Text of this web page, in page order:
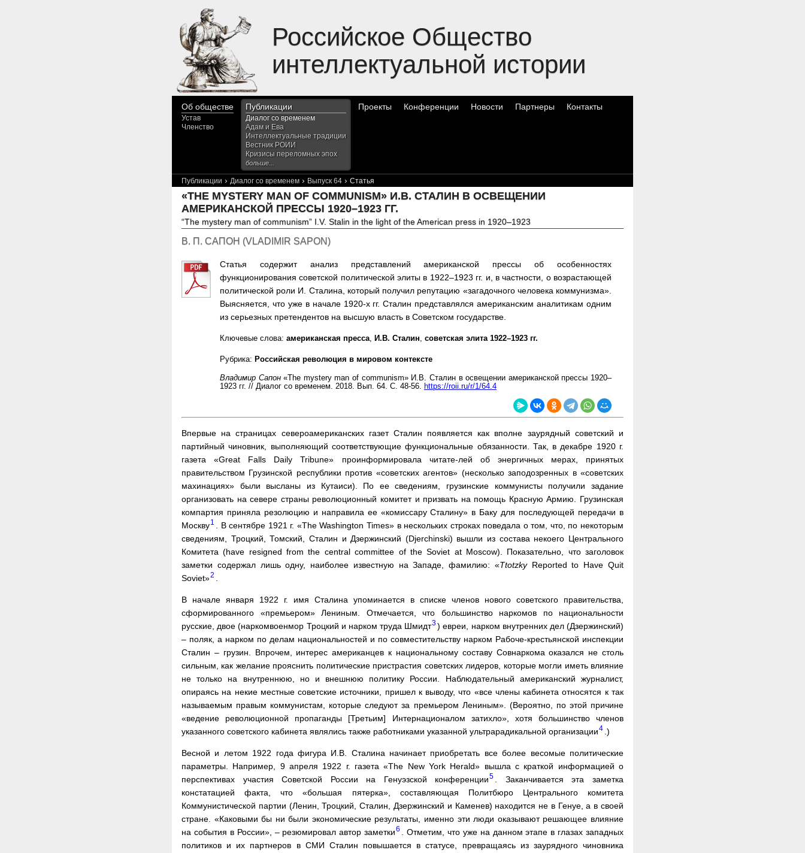
Российское Общество
интеллектуальной истории
Об обществе
Устав
Членство
Публикации
Диалог со временем
Адам и Ева
Интеллектуальные традиции
Вестник РОИИ
Кризисы переломных эпох
больше...
Проекты Конференции Новости Партнеры Контакты
Публикации › Диалог со временем › Выпуск 64 › Статья
«THE MYSTERY MAN OF COMMUNISM» И.В. СТАЛИН В ОСВЕЩЕНИИ
АМЕРИКАНСКОЙ ПРЕССЫ 1920–1923 ГГ.
“The mystery man of communism” I.V. Stalin in the light of the American press in 1920–1923
В. П. САПОН (VLADIMIR SAPON)
Статья содержит анализ представлений американской прессы об особенностях
функционирования советской политической элиты в 1922–1923 гг. и, в частности, о возрастающей
политической роли И. Сталина, который получил репутацию «загадочного человека коммунизма».
Выясняется, что уже в начале 1920-х гг. Сталин представлялся американским аналитикам одним
из серьезных претендентов на высшую власть в Советском государстве.
Ключевые слова: американская пресса, И.В. Сталин, советская элита 1922–1923 гг.
Рубрика: Российская революция в мировом контексте
Владимир Сапон«The mystery man of communism» И.В. Сталин в освещении американской прессы 1920–
1923 гг. // Диалог со временем. 2018. Вып. 64. С. 48-56. https://roii.ru/r/1/64.4
Впервые на страницах североамериканских газет Сталин появляется как вполне заурядный советский и
партийный чиновник, выполняющий соответствующие функциональные обязанности. Так, в декабре 1920 г.
газета «Great Falls Daily Tribune» проинформировала читате-лей об энергичных мерах, принятых
правительством Грузинской республики против «советских агентов» (несколько заподозренных в «советских
махинациях» были высланы из Кутаиси). По ее сведениям, грузинские коммунисты получили задание
организовать на севере страны революционный комитет и призвать на помощь Красную Армию. Грузинская
компартия приняла резолюцию и направила ее «комиссару Сталину» в Баку для последующей передачи в
Москву1
. В сентябре 1921 г. «The Washington Times» в нескольких строках поведала о том, что, по некоторым
сведениям, Троцкий, Томский, Сталин и Дзержинский (Djerchinski) вышли из состава некоего Центрального
Комитета (have resigned from the central committee of the Soviet at Moscow). Показательно, что заголовок
заметки содержал лишь одну, наиболее известную на Западе, фамилию: «TtotzkyReported to Have Quit
Soviet»2
В начале января 1922 г. имя Сталина упоминается в списке членов нового советского правительства,
сформированного «премьером» Лениным. Отмечается, что большинство наркомов по национальности
русские, двое (наркомвоенмор Троцкий и нарком труда Шмидт3) евреи, нарком внутренних дел (Дзержинский)
– поляк, а нарком по делам национальностей и по совместительству нарком Рабоче-крестьянской инспекции
Сталин – грузин. Впрочем, интерес американцев к национальному составу Совнаркома оказался не столь
сильным, как желание прояснить политические пристрастия советских лидеров, которые могли иметь влияние
не только на внутреннюю, но и внешнюю политику России. Наблюдательный американский журналист,
опираясь на некие местные советские источники, пришел к выводу, что «все члены кабинета относятся к так
называемым правым коммунистам, которые следуют за премьером Лениным». (Вероятно, по этой причине
«ведение революционной пропаганды [Третьим] Интернационалом затихло», хотя большинство членов
указанного советского кабинета являлись также работниками указанной ультрарадикальной организации4 .)
Весной и летом 1922 года фигура И.В. Сталина начинает приобретать все более весомые политические
параметры. Например, 9 апреля 1922 г. газета «The New York Herald» вышла с краткой информацией о
перспективах участия Советской России на Генуэзской конференции5
. Заканчивается эта заметка
констатацией факта, что «большая пятерка», составляющая Политбюро Центрального комитета
Коммунистической партии (Ленин, Троцкий, Сталин, Дзержинский и Каменев) находится не в Генуе, а в своей
стране. «Каковыми бы ни были экономические результаты, именно эти люди оказывают решающее влияние
на события в России», – резюмировал автор заметки6
. Отметим, что уже на данном этапе в глазах западных
политиков и их партнеров в СМИ Сталин повышается в статусе, превращаясь из заурядного чиновника